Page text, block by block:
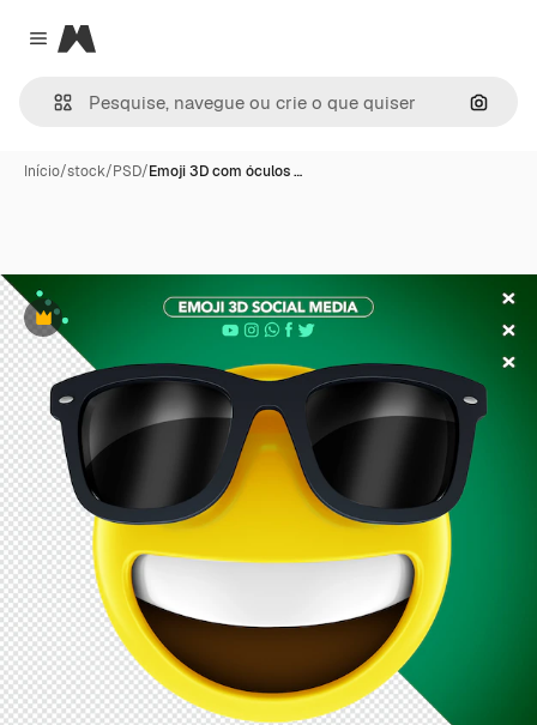
Close menu
Magnific
Início/stock/PSD/Emoji 3D com óculos …
Premium